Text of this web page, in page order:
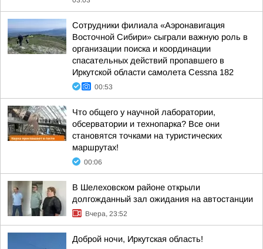
Сотрудники филиала «Аэронавигация
Восточной Сибири» сыграли важную роль в
организации поиска и координации
спасательных действий пропавшего в
Иркутской области самолета Cessna 182
00:53
Что общего у научной лаборатории,
обсерватории и технопарка? Все они
становятся точками на туристических
маршрутах!
00:06
В Шелеховском районе открыли
долгожданный зал ожидания на автостанции
Вчера, 23:52
Доброй ночи, Иркутская область!